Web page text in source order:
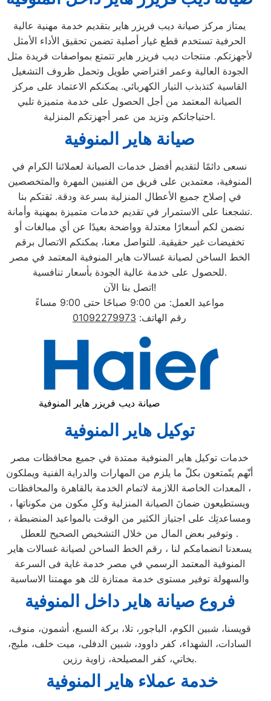
يمتاز مركز صيانة ديب فريزر هاير بتقديم خدمة مهنية عالية
الحرفية تستخدم قطع غيار أصلية تضمن تحقيق الأداء الأمثل
لأجهزتكم. منتجات ديب فريزر هاير تتمتع بمواصفات فريدة مثل
الجودة العالية وعمر افتراضي طويل وتحمل ظروف التشغيل
القاسية كتذبذب التيار الكهربائي. يمكنكم الاعتماد على مركز
الصيانة المعتمد من أجل الحصول على خدمة متميزة تلبي
احتياجاتكم وتزيد من عمر أجهزتكم المنزلية.
صيانة هاير المنوفية
نسعى دائمًا لتقديم أفضل خدمات الصيانة لعملائنا الكرام في
المنوفية، معتمدين على فريق من الفنيين المهرة والمتخصصين
في إصلاح جميع الأعطال المنزلية بسرعة ودقة. ثقتكم بنا
تشجعنا على الاستمرار في تقديم خدمات متميزة بمهنية وأمانة.
نضمن لكم أسعارًا معتدلة وواضحة بعيدًا عن أي مبالغات أو
تخفيضات غير حقيقية. للتواصل معنا، يمكنكم الاتصال برقم
الخط الساخن لصيانة غسالات هاير المنوفية المعتمد في مصر
للحصول على خدمة عالية الجودة بأسعار تنافسية.
اتصل بنا الآن!
مواعيد العمل: من 9:00 صباحًا حتى 9:00 مساءً
رقم الهاتف: 01092279973
صيانة ديب فريزر هاير المنوفية
توكيل هاير المنوفية
خدمات توكيل هاير المنوفية ممتدة في جميع محافظات مصر
أنّهم يتّمتعون بكلّ ما يلزم من المهارات والدراية الفنية ويملكون
المعدات الخاصة اللازمة لاتمام الخدمة بالقاهرة والمحافظات ،
ويستطيعون ضمانَ الصيانة المنزلية وكلِ مكون من مكوناتها ،
ومساعدتِك على اجتياز الكثير من الوقت بالمواعيد المنضبطة ،
وتوفير بعض المال من خلال التشخيص الصحيح للعطل .
يسعدنا انضمامكم لنا ، رقم الخط الساخن لصيانة غسالات هاير
المنوفية المعتمد الرسمي في مصر خدمة غاية فى السرعة
والسهولة توفير مستوى خدمة ممتازة لك هو مهمتنا الاساسية
فروع صيانة هاير داخل المنوفية
قويسنا، شبين الكوم، الباجور، تلا، بركة السبع، أشمون، منوف،
السادات، الشهداء، كفر داوود، شبين الدفلى، ميت خلف، مليج،
بخاتي، كفر المصيلحة، زاوية رزين.
خدمة عملاء هاير المنوفية